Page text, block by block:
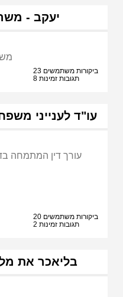
יעקב -
23 ביקורות משתמשים
8 תגובות זמינות
עו"ד לענייני
עורך דין המתמחה
20 ביקורות משתמשים
2 תגובות זמינות
בליאכר את